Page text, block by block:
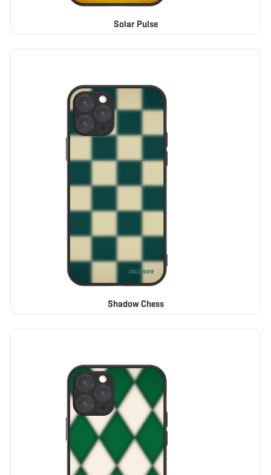
Solar Pulse
Shadow Chess